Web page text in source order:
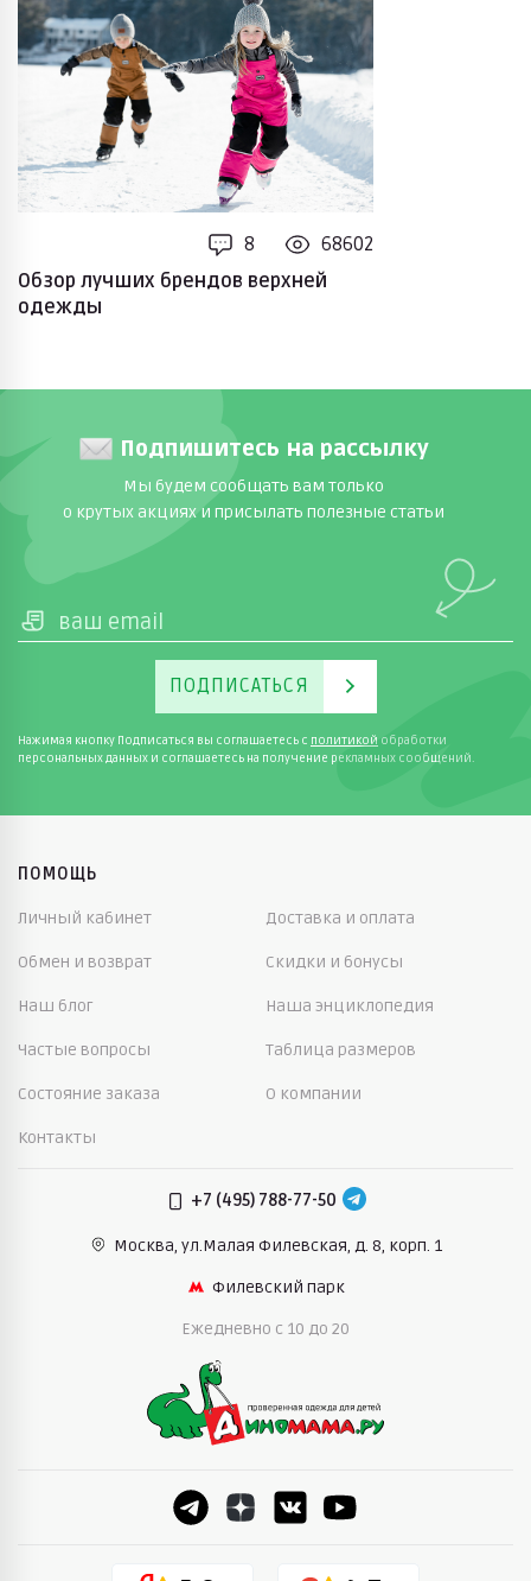
8
68602
Обзор лучших брендов верхней
одежды
Подпишитесь на рассылку
Мы будем сообщать вам только
о крутых акциях и присылать полезные статьи
ПОДПИСАТЬСЯ
Нажимая кнопку Подписаться вы соглашаетесь с политикой обработки
персональных данных и соглашаетесь на получение рекламных сообщений.
ПОМОЩЬ
Личный кабинет Доставка и оплата
Обмен и возврат Скидки и бонусы
Наш блог Наша энциклопедия
Частые вопросы Таблица размеров
Состояние заказа О компании
Контакты
+7 (495) 788-77-50
Москва, ул.Малая Филевская, д. 8, корп. 1
Филевский парк
Ежедневно c 10 до 20